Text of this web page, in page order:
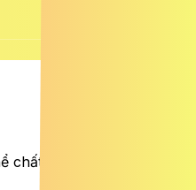
chất lẫn tinh thần cho